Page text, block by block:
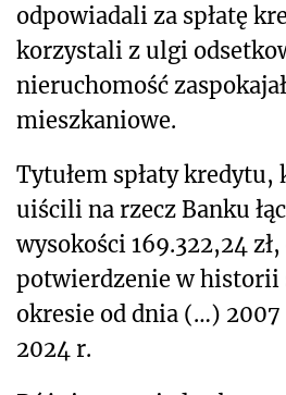
odpowiadali za spłatę
korzystali z ulgi
nieruchomość
mieszkaniowe.
Tytułem spłaty
uiścili na rzecz Banku
wysokości 169.322,24
potwierdzenie w historii
okresie od dnia (…)
2024 r.